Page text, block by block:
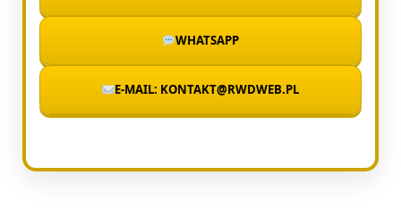
WHATSAPP
E-MAIL: KONTAKT@RWDWEB.PL